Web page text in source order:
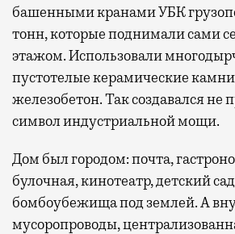
башенными кранами УБК
тонн, которые поднимали сами
этажом. Использовали
пустотелые керамические
железобетон. Так создавался не
символ индустриальной мощи.
Дом был городом: почта,
булочная, кинотеатр, детский
бомбоубежища под землей. А
мусоропроводы,